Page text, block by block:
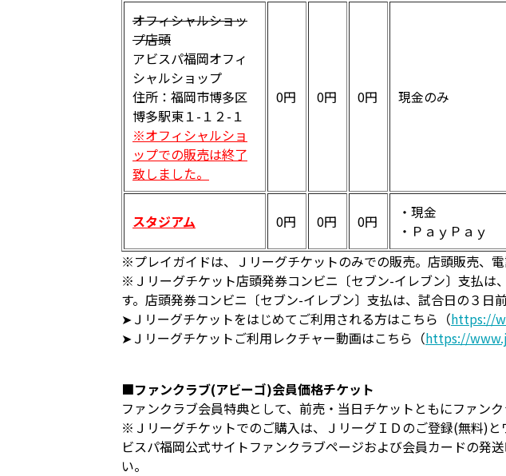
オフィシャルショッ
プ店頭
アビスパ福岡オフィ
シャルショップ
住所：福岡市博多区
博多駅東１-１２-１
※オフィシャルショ
ップでの販売は終了
致しました。
0円 0円 0円 現金のみ
スタジアム 0円 0円 0円
・現金
・ＰａｙＰａｙ
※プレイガイドは、Ｊリーグチケットのみでの販売。店頭販売、電
※Ｊリーグチケット店頭発券コンビニ〔セブン-イレブン〕支払は
す。店頭発券コンビニ〔セブン-イレブン〕支払は、試合日の３日
➤Ｊリーグチケットをはじめてご利用される方はこちら（https://
➤Ｊリーグチケットご利用レクチャー動画はこちら（https://
■ファンクラブ(アビーゴ)会員価格チケット
ファンクラブ会員特典として、前売・当日チケットともにファン
※Ｊリーグチケットでのご購入は、ＪリーグＩＤのご登録(無料)
ビスパ福岡公式サイトファンクラブページおよび会員カードの発
い。